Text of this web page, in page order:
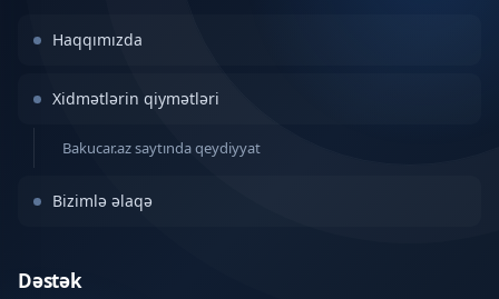
Haqqımızda
Xidmətlərin qiymətləri
Bakucar.az saytında qeydiyyat
Bizimlə əlaqə
Dəstək